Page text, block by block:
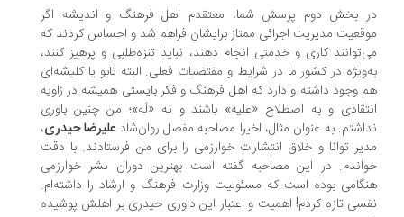
بخش دوم پرسش شما، معتقدم اهل فرهنگ و اندیشه اگر
مدیریت اجرائی ممتاز برایشان فراهم شد و احساس کردند که
کاری و خدمتی انجام دهند، نباید تنزه‌طلبی و پرهیز کنند،
در کشور ما در شرایط و مقتضیات فعلی. البته تابو یا کلیشه‌ای
وجود داشته و دارد که اهل فرهنگ و فکر بایستی همیشه در زاویه
و به اصطلاح «علیه» باشند و نه «لَه»؛ من چنین باوری
به عنوان مثال، اخیرا مصاحبه مفصل روان‌شادعلیرضا حیدری،
توانا و خلاق انتشارات خوارزمی را برای من فرستادند. با دقت
در این مصاحبه گفته است بهترین دوران نشر خوارزمی
بوده است که مسئولیت وزارت فرهنگ و ارشاد را داشته‌ام.
تازه کردم! اهمیت و اعتبار این داوری حیدری بر اهلش پوشیده